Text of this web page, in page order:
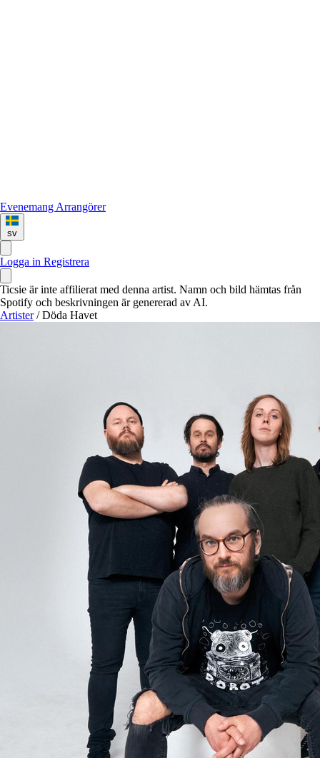
Evenemang Arrangörer
sv
Logga in Registrera
Ticsie är inte affilierat med denna artist. Namn och bild hämtas från
Spotify och beskrivningen är genererad av AI.
Artister / Döda Havet